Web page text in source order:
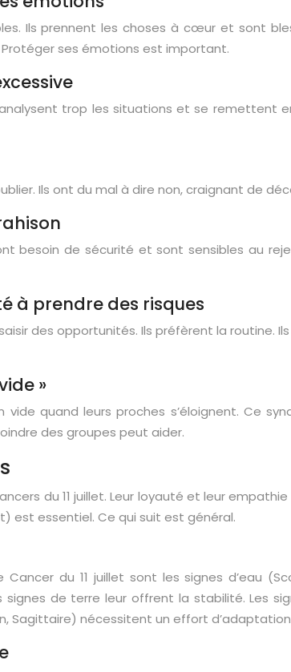
Ils prennent les choses à cœur et sont
ses émotions est important.
trop les situations et se remettent
Ils ont du mal à dire non, craignant de
besoin de sécurité et sont sensibles au
à prendre des risques
des opportunités. Ils préfèrent la routine.
»
vide quand leurs proches s’éloignent. Ce
des groupes peut aider.
du 11 juillet. Leur loyauté et leur
est essentiel. Ce qui suit est général.
du 11 juillet sont les signes d’eau
de terre leur offrent la stabilité. Les
Sagittaire) nécessitent un effort